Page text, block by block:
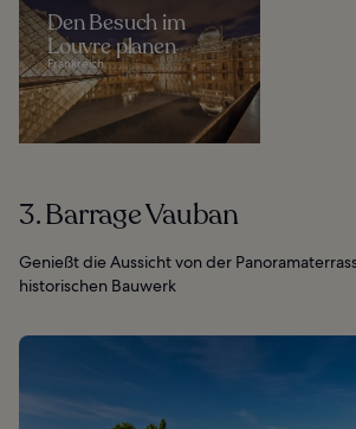
Den Besuch im
Louvre planen
Frankreich
3. Barrage Vauban
Genießt die Aussicht von der
historischen Bauwerk